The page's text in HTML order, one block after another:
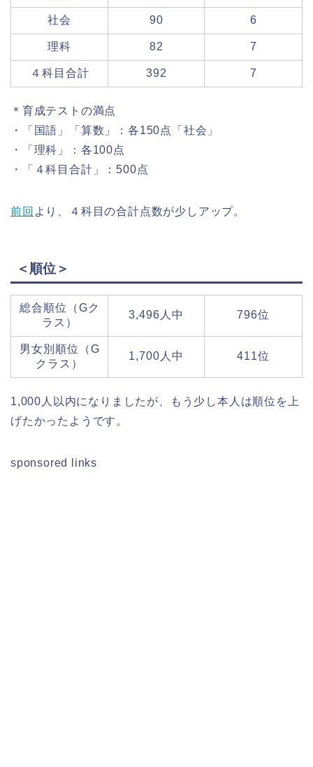
社会 90 6
理科 82 7
４科目合計 392 7
＊育成テストの満点
・「国語」「算数」：各150点「社会」
・「理科」：各100点
・「４科目合計」：500点
前回 より、４科目の合計点数が少しアップ。
＜順位＞
総合順位（Gク
ラス）
3,496人中 796位
男女別順位（G
クラス）
1,700人中 411位
1,000人以内になりましたが、もう少し本人は順位を上
げたかったようです。
sponsored links